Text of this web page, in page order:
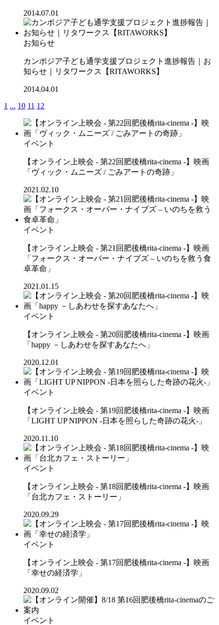
2014.07.01
お知らせ
カンボジア子ども通学支援プロジェクト進捗報告｜お
知らせ｜リタワークス【RITAWORKS】
2014.04.01
1 ... 10 11 12
イベント
【オンライン上映会 - 第22回肥後橋rita-cinema -】映画
「ヴィック・ムニーズ / ごみアートの奇跡」
2021.02.10
イベント
【オンライン上映会 - 第21回肥後橋rita-cinema -】映画
「フォークス・オーバー・ナイブズ – いのちを救う食
卓革命」
2021.01.15
イベント
【オンライン上映会 - 第20回肥後橋rita-cinema -】映画
「happy －しあわせを探すあなたへ」
2020.12.01
イベント
【オンライン上映会 - 第19回肥後橋rita-cinema -】映画
「LIGHT UP NIPPON -日本を照らした奇跡の花火-」
2020.11.10
イベント
【オンライン上映会 - 第18回肥後橋rita-cinema -】映画
「台北カフェ・ストーリー」
2020.09.29
イベント
【オンライン上映会 - 第17回肥後橋rita-cinema -】映画
「幸せの経済学」
2020.09.02
イベント